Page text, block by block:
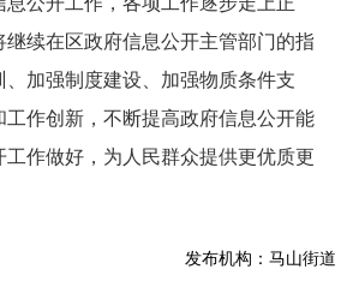
续在区政府信息公开主管部门的指
加强制度建设、加强物质条件支
作创新，不断提高政府信息公开能
工作做好，为人民群众提供更优质更
发布机构：马山街道